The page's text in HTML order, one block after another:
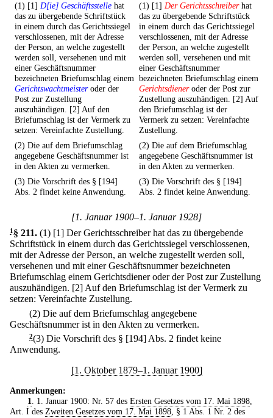
(1) [1] D[ie] Geschäftsstelle hat
das zu übergebende Schriftstück
in einem durch das Gerichtssiegel
verschlossenen, mit der Adresse
der Person, an welche zugestellt
werden soll, versehenen und mit
einer Geschäftsnummer
bezeichneten Briefumschlag einem
Gerichtswachtmeisteroder der
Post zur Zustellung
auszuhändigen. [2] Auf den
Briefumschlag ist der Vermerk zu
setzen: Vereinfachte Zustellung.
(1) [1] Der Gerichtsschreiberhat
das zu übergebende Schriftstück
in einem durch das Gerichtssiegel
verschlossenen, mit der Adresse
der Person, an welche zugestellt
werden soll, versehenen und mit
einer Geschäftsnummer
bezeichneten Briefumschlag einem
Gerichtsdieneroder der Post zur
Zustellung auszuhändigen. [2] Auf
den Briefumschlag ist der
Vermerk zu setzen: Vereinfachte
Zustellung.
(2) Die auf dem Briefumschlag
angegebene Geschäftsnummer ist
in den Akten zu vermerken.
(2) Die auf dem Briefumschlag
angegebene Geschäftsnummer ist
in den Akten zu vermerken.
(3) Die Vorschrift des § [194]
Abs. 2 findet keine Anwendung.
(3) Die Vorschrift des § [194]
Abs. 2 findet keine Anwendung.
[1. Januar 1900–1. Januar 1928]
1§ 211. (1) [1] Der Gerichtsschreiber hat das zu übergebende
Schriftstück in einem durch das Gerichtssiegel verschlossenen,
mit der Adresse der Person, an welche zugestellt werden soll,
versehenen und mit einer Geschäftsnummer bezeichneten
Briefumschlag einem Gerichtsdiener oder der Post zur Zustellung
auszuhändigen. [2] Auf den Briefumschlag ist der Vermerk zu
setzen: Vereinfachte Zustellung.
(2) Die auf dem Briefumschlag angegebene
Geschäftsnummer ist in den Akten zu vermerken.
2(3) Die Vorschrift des § [194] Abs. 2 findet keine
Anwendung.
[1. Oktober 1879–1. Januar 1900]
Anmerkungen:
1
. 1. Januar 1900: Nr. 57 des Ersten Gesetzes vom 17. Mai 1898,
Art. I des Zweiten Gesetzes vom 17. Mai 1898 , § 1 Abs. 1 Nr. 2 des